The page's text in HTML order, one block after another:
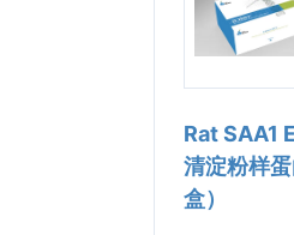
Rat SAA1
清淀粉样
盒）